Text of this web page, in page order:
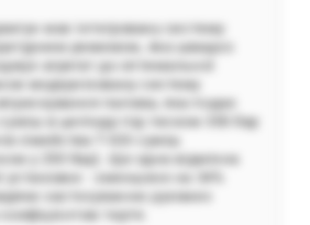
має інтегровану систему
режимом, яка швидко
агрегат до оптимальної
модернізовану систему
палива, яка подає
суміш в циліндр під тиском 350 бар
сімейства T-GDi суміш
у 250 бар). Ще одна відмінна
установки - зменшене на 34%
застосуванню рухомих
тертя.